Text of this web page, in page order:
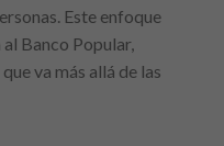
Este enfoque
Banco Popular,
va más allá de las